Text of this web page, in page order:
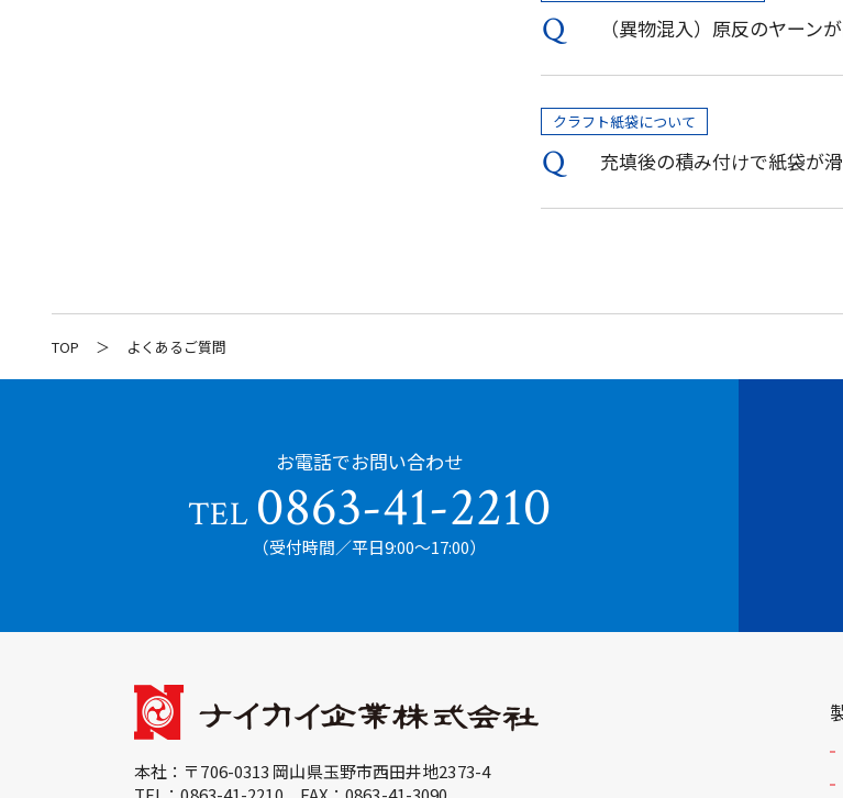
（異物混入）原反のヤーン
クラフト紙袋について
充填後の積み付けで紙袋が滑
TOP よくあるご質問
お電話でお問い合わせ
TEL 0863-41-2210
（受付時間／平日9:00〜17:00）
本社：〒706-0313 岡山県玉野市西田井地2373-4